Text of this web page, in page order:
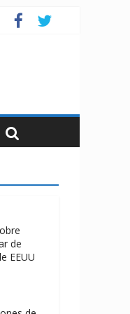
de
EEUU